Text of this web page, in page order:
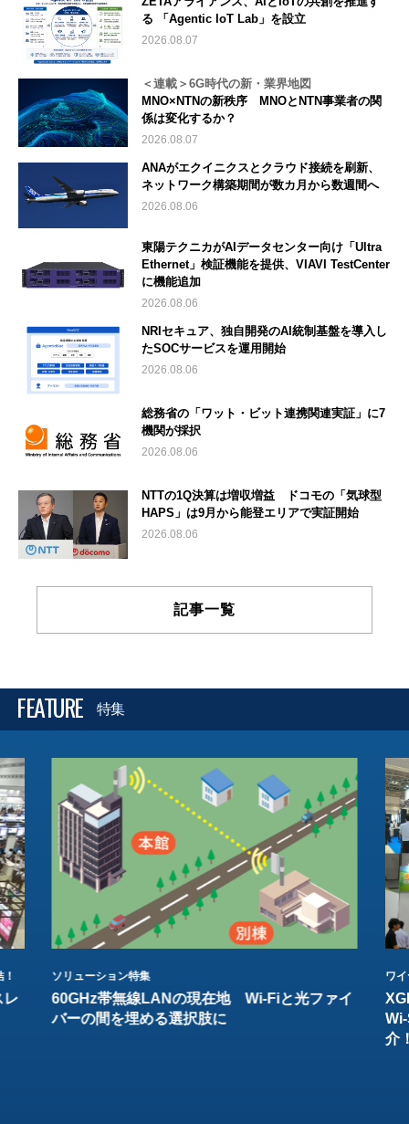
る 「Agentic IoT Lab」を設立
2026.08.07
＜連載＞6G時代の新・業界地図
MNO×NTNの新秩序 MNOとNTN事業者の関
係は変化するか？
2026.08.07
ANAがエクイニクスとクラウド接続を刷新、
ネットワーク構築期間が数カ月から数週間へ
2026.08.06
東陽テクニカがAIデータセンター向け「Ultra
Ethernet」検証機能を提供、VIAVI TestCenter
に機能追加
2026.08.06
NRIセキュア、独自開発のAI統制基盤を導入し
たSOCサービスを運用開始
2026.08.06
総務省の「ワット・ビット連携関連実証」に7
機関が採択
2026.08.06
NTTの1Q決算は増収増益 ドコモの「気球型
HAPS」は9月から能登エリアで実証開始
2026.08.06
記事一覧
FEATURE 特集
レ
ソリューション特集
60GHz帯無線LANの現在地 Wi-Fiと光ファイ
バーの間を埋める選択肢に
ワ
介